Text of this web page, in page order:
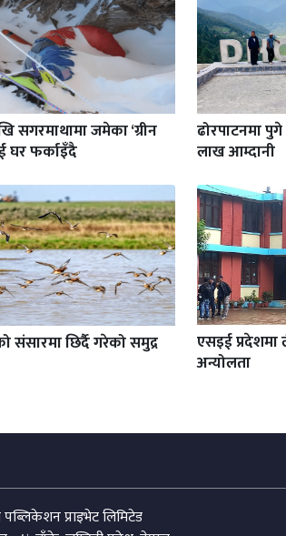
सगरमाथामा जमेका ‘ग्रीन
घर फर्काइँदै
ढोरपाटनमा
लाख आम्दानी
संसारमा छिर्दै गरेको समुद्र
एसइई
अन्योलता
पब्लिकेशन प्राइभेट लिमिटेड